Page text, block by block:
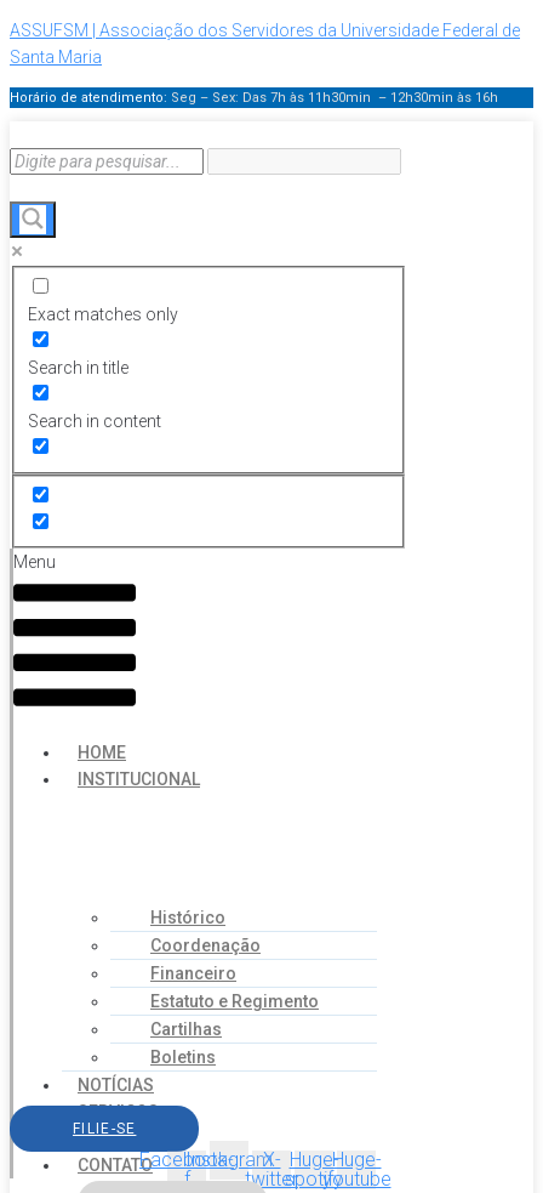
ASSUFSM | Associação dos Servidores da Universidade Federal de
Santa Maria
Horário de atendimento: Seg – Sex: Das 7h às 11h30min – 12h30min às 16h
Exact matches only
Search in title
Search in content
Menu
HOME
INSTITUCIONAL
Histórico
Coordenação
Financeiro
Estatuto e Regimento
Cartilhas
Boletins
NOTÍCIAS
SERVIÇOS
AGENDA
CONTATO
FILIE-SE
Facebook-
f
InstagramX-
twitter
Huge-
spotify
Huge-
youtube